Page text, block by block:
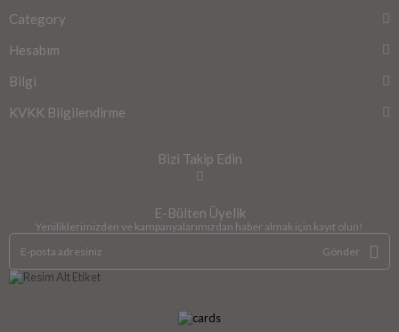
Category
Hesabım
Bilgi
KVKK Bilgilendirme
Bizi Takip Edin
E-Bülten Üyelik
Yeniliklerimizden ve kampanyalarımızdan haber almak için kayıt olun!
Gönder